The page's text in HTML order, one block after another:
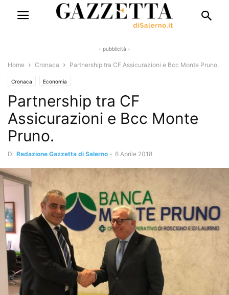
- pubblicità -
Home Cronaca Partnership tra CF Assicurazioni e Bcc Monte Pruno.
Cronaca Economia
Partnership tra CF
Assicurazioni e Bcc Monte
Pruno.
Di Redazione Gazzetta di Salerno - 6 Aprile 2018